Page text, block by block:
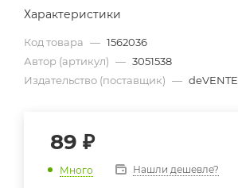
Характеристики
Код товара — 1562036
Автор (артикул) — 3051538
Издательство (поставщик) — deVENTE
89 ₽
Много Нашли дешевле?